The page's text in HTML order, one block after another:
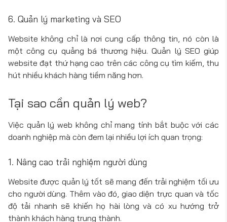
6. Quản lý marketing và SEO
Website không chỉ là nơi cung cấp thông tin, nó còn là
một công cụ quảng bá thương hiệu. Quản lý SEO giúp
website đạt thứ hạng cao trên các công cụ tìm kiếm, thu
hút nhiều khách hàng tiềm năng hơn.
Tại sao cần quản lý web?
Việc quản lý web không chỉ mang tính bắt buộc với các
doanh nghiệp mà còn đem lại nhiều lợi ích quan trọng:
1. Nâng cao trải nghiệm người dùng
Website được quản lý tốt sẽ mang đến trải nghiệm tối ưu
cho người dùng. Thêm vào đó, giao diện trực quan và tốc
độ tải nhanh sẽ khiến họ hài lòng và có xu hướng trở
thành khách hàng trung thành.